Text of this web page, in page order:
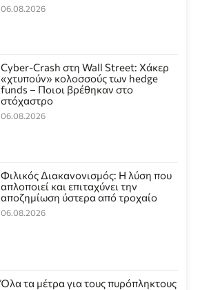
06.08.2026
Cyber-Crash στη Wall Street: Χάκερ
«χτυπούν» κολοσσούς των hedge
funds – Ποιοι βρέθηκαν στο
στόχαστρο
06.08.2026
Φιλικός Διακανονισμός: Η λύση που
απλοποιεί και επιταχύνει την
αποζημίωση ύστερα από τροχαίο
06.08.2026
Όλα τα μέτρα για τους πυρόπληκτους